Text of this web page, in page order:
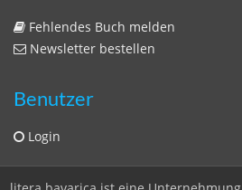
Datenschutzerklärung
Statistik
Kontakt
Fehlendes Buch melden